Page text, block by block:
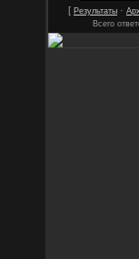
[ Результаты ·
Всего